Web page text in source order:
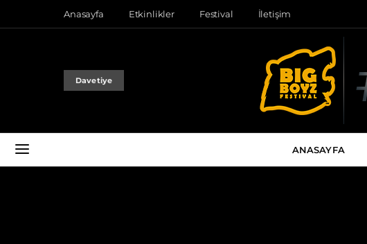
Anasayfa Etkinlikler Festival İletişim
Davetiye
ANASAYFA